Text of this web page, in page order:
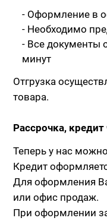
- Оформление в
- Необходимо
- Все документы
минут
Отгрузка
товара.
Рассрочка, кредит
Теперь у нас
Кредит
Для оформления
или офис продаж.
При оформлении